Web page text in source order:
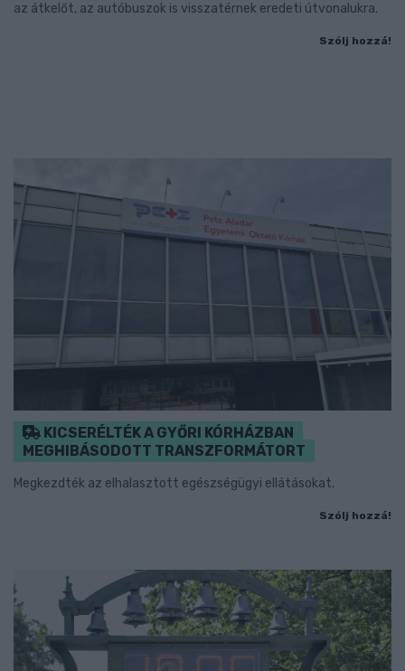
az átkelőt, az autóbuszok is visszatérnek eredeti útvonalukra.
Szólj hozzá!
KICSERÉLTÉK A GYŐRI KÓRHÁZBAN
MEGHIBÁSODOTT TRANSZFORMÁTORT
Megkezdték az elhalasztott egészségügyi ellátásokat.
Szólj hozzá!